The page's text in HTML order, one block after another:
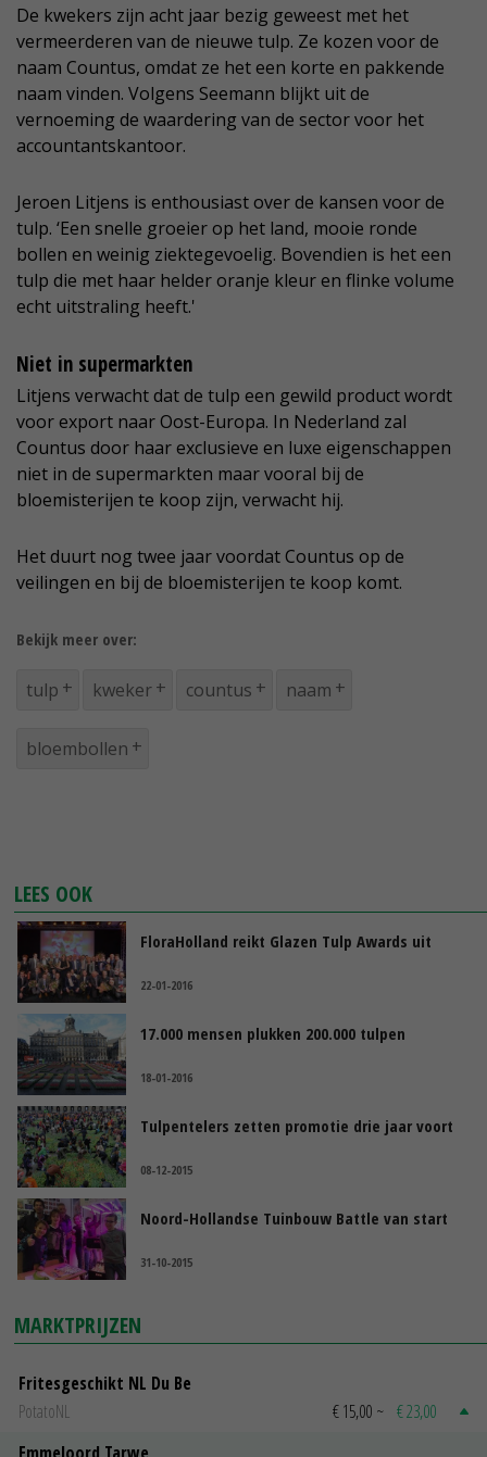
De kwekers zijn acht jaar bezig geweest met het
vermeerderen van de nieuwe tulp. Ze kozen voor de
naam Countus, omdat ze het een korte en pakkende
naam vinden. Volgens Seemann blijkt uit de
vernoeming de waardering van de sector voor het
accountantskantoor.
Jeroen Litjens is enthousiast over de kansen voor de
tulp. ‘Een snelle groeier op het land, mooie ronde
bollen en weinig ziektegevoelig. Bovendien is het een
tulp die met haar helder oranje kleur en flinke volume
echt uitstraling heeft.'
Niet in supermarkten
Litjens verwacht dat de tulp een gewild product wordt
voor export naar Oost-Europa. In Nederland zal
Countus door haar exclusieve en luxe eigenschappen
niet in de supermarkten maar vooral bij de
bloemisterijen te koop zijn, verwacht hij.
Het duurt nog twee jaar voordat Countus op de
veilingen en bij de bloemisterijen te koop komt.
Bekijk meer over:
tulp kweker countus naam
bloembollen
LEES OOK
FloraHolland reikt Glazen Tulp Awards uit
22-01-2016
17.000 mensen plukken 200.000 tulpen
18-01-2016
Tulpentelers zetten promotie drie jaar voort
08-12-2015
Noord-Hollandse Tuinbouw Battle van start
31-10-2015
MARKTPRIJZEN
Fritesgeschikt NL Du Be
PotatoNL
€ 15,00 ~ € 23,00